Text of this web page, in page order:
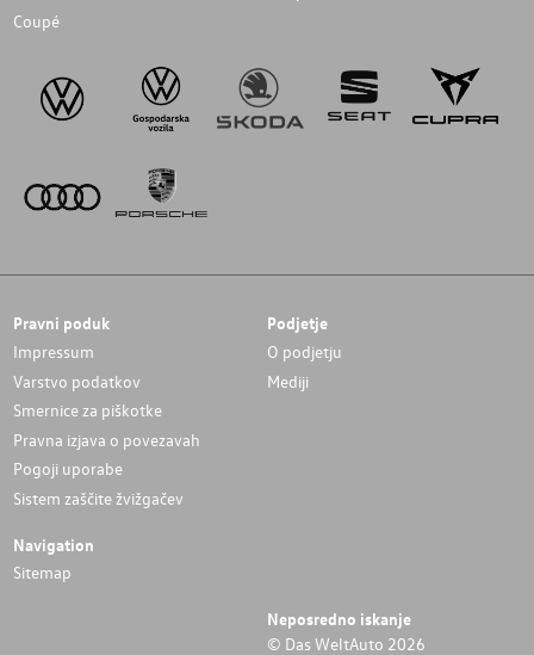
Coupé
Pravni poduk
Impressum
Varstvo podatkov
Smernice za piškotke
Pravna izjava o povezavah
Pogoji uporabe
Sistem zaščite žvižgačev
Podjetje
O podjetju
Mediji
Navigation
Sitemap
Neposredno iskanje
© Das WeltAuto 2026